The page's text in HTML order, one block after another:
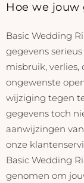
Hoe we jouw
Basic Wedding
gegevens
misbruik, verlies,
ongewenste
wijziging tegen
gegevens toch
aanwijzingen
onze
Basic Wedding
genomen om